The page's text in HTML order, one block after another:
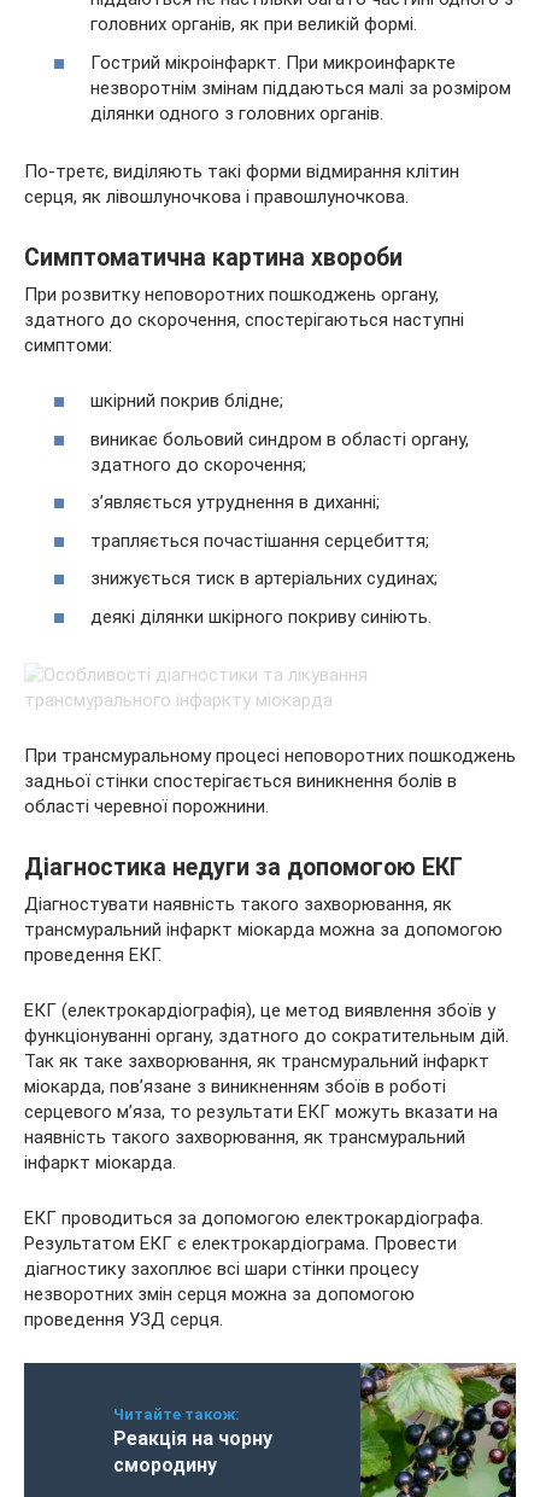
головних органів, як при великій формі.
Гострий мікроінфаркт. При микроинфаркте
незворотнім змінам піддаються малі за розміром
ділянки одного з головних органів.
По-третє, виділяють такі форми відмирання клітин
серця, як лівошлуночкова і правошлуночкова.
Симптоматична картина хвороби
При розвитку неповоротних пошкоджень органу,
здатного до скорочення, спостерігаються наступні
симптоми:
шкірний покрив блідне;
виникає больовий синдром в області органу,
здатного до скорочення;
з’являється утруднення в диханні;
трапляється почастішання серцебиття;
знижується тиск в артеріальних судинах;
деякі ділянки шкірного покриву синіють.
При трансмуральному процесі неповоротних пошкоджень
задньої стінки спостерігається виникнення болів в
області черевної порожнини.
Діагностика недуги за допомогою ЕКГ
Діагностувати наявність такого захворювання, як
трансмуральний інфаркт міокарда можна за допомогою
проведення ЕКГ.
ЕКГ (електрокардіографія), це метод виявлення збоїв у
функціонуванні органу, здатного до сократительным дій.
Так як таке захворювання, як трансмуральний інфаркт
міокарда, пов’язане з виникненням збоїв в роботі
серцевого м’яза, то результати ЕКГ можуть вказати на
наявність такого захворювання, як трансмуральний
інфаркт міокарда.
ЕКГ проводиться за допомогою електрокардіографа.
Результатом ЕКГ є електрокардіограма. Провести
діагностику захоплює всі шари стінки процесу
незворотних змін серця можна за допомогою
проведення УЗД серця.
Читайте також:
Реакція на чорну
смородину